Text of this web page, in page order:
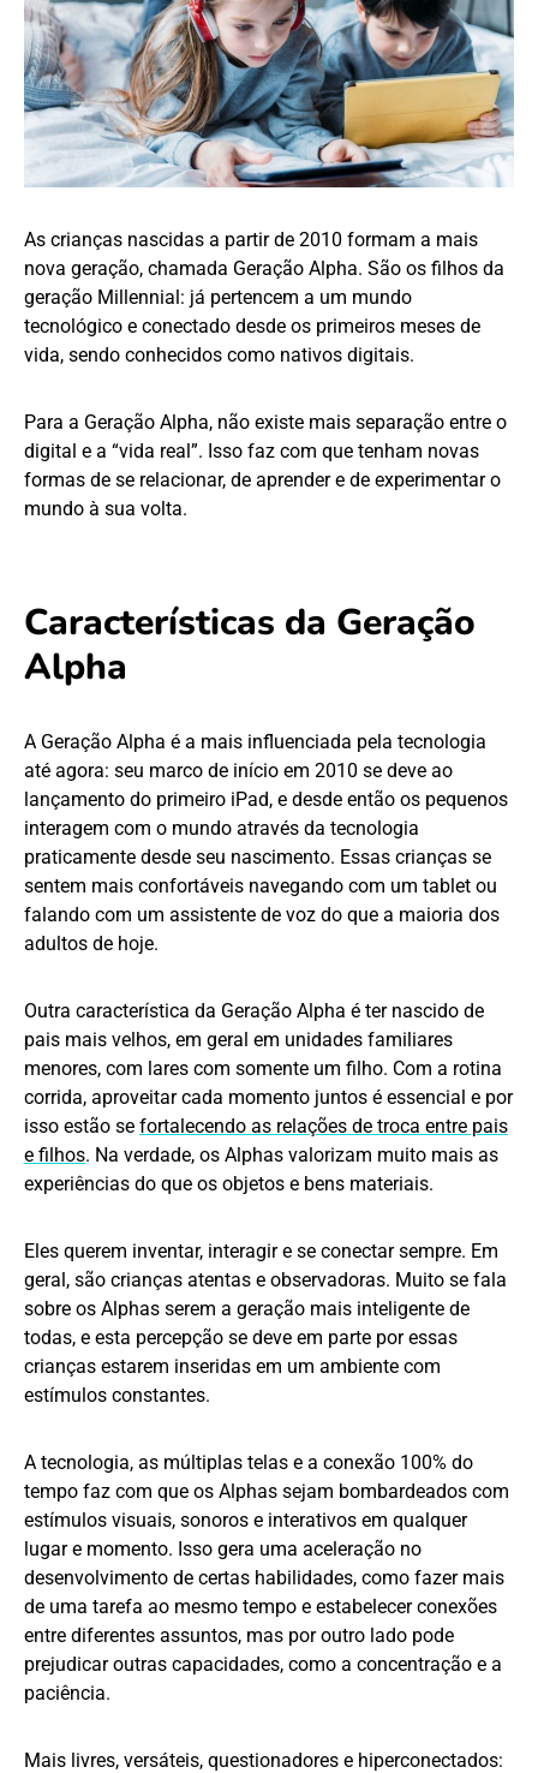
As crianças nascidas a partir de 2010 formam a mais
nova geração, chamada Geração Alpha. São os filhos da
geração Millennial: já pertencem a um mundo
tecnológico e conectado desde os primeiros meses de
vida, sendo conhecidos como nativos digitais.
Para a Geração Alpha, não existe mais separação entre o
digital e a “vida real”. Isso faz com que tenham novas
formas de se relacionar, de aprender e de experimentar o
mundo à sua volta.
Características da Geração
Alpha
A Geração Alpha é a mais influenciada pela tecnologia
até agora: seu marco de início em 2010 se deve ao
lançamento do primeiro iPad, e desde então os pequenos
interagem com o mundo através da tecnologia
praticamente desde seu nascimento. Essas crianças se
sentem mais confortáveis navegando com um tablet ou
falando com um assistente de voz do que a maioria dos
adultos de hoje.
Outra característica da Geração Alpha é ter nascido de
pais mais velhos, em geral em unidades familiares
menores, com lares com somente um filho. Com a rotina
corrida, aproveitar cada momento juntos é essencial e por
isso estão se fortalecendo as relações de troca entre pais
e filhos. Na verdade, os Alphas valorizam muito mais as
experiências do que os objetos e bens materiais.
Eles querem inventar, interagir e se conectar sempre. Em
geral, são crianças atentas e observadoras. Muito se fala
sobre os Alphas serem a geração mais inteligente de
todas, e esta percepção se deve em parte por essas
crianças estarem inseridas em um ambiente com
estímulos constantes.
A tecnologia, as múltiplas telas e a conexão 100% do
tempo faz com que os Alphas sejam bombardeados com
estímulos visuais, sonoros e interativos em qualquer
lugar e momento. Isso gera uma aceleração no
desenvolvimento de certas habilidades, como fazer mais
de uma tarefa ao mesmo tempo e estabelecer conexões
entre diferentes assuntos, mas por outro lado pode
prejudicar outras capacidades, como a concentração e a
paciência.
Mais livres, versáteis, questionadores e hiperconectados: